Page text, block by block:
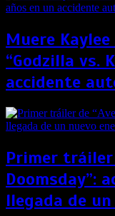
Muere
“Godzilla vs.
accidente
Primer tráiler
Doomsday”:
llegada de